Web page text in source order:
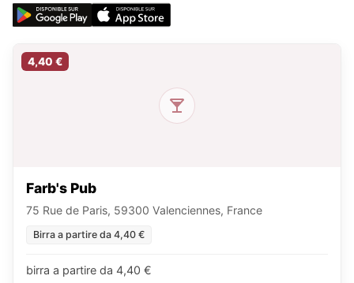
4,40 €
Farb's Pub
75 Rue de Paris, 59300 Valenciennes, France
Birra a partire da 4,40 €
birra a partire da 4,40 €